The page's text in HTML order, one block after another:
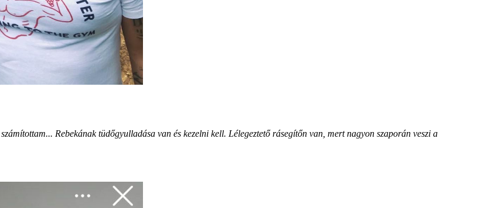
Rebekának tüdőgyulladása van és kezelni kell. Lélegeztető rásegítőn van, mert nagyon szaporán veszi a